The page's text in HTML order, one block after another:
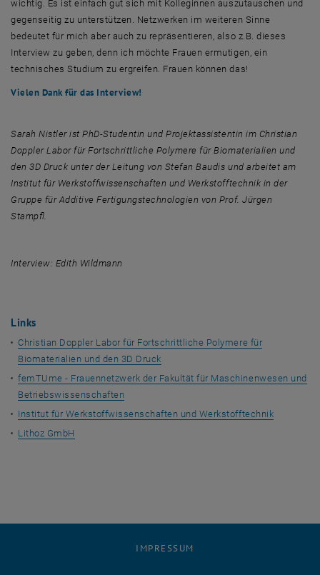
wichtig. Es ist einfach gut sich mit Kolleginnen auszutauschen und
gegenseitig zu unterstützen. Netzwerken im weiteren Sinne
bedeutet für mich aber auch zu repräsentieren, also z.B. dieses
Interview zu geben, denn ich möchte Frauen ermutigen, ein
technisches Studium zu ergreifen. Frauen können das!
Vielen Dank für das Interview!
Sarah Nistler istPhD-Studentin und Projektassistentin im Christian
Doppler Labor für Fortschrittliche Polymere für Biomaterialien und
den 3D Druck unter der Leitung von Stefan Baudis und arbeitet am
Institut für Werkstoffwissenschaften und Werkstofftechnik in der
Gruppe für Additive Fertigungstechnologien von Prof. Jürgen
Stampfl.
Interview: Edith Wildmann
Links
Christian Doppler Labor für Fortschrittliche Polymere für
Biomaterialien und den 3D Druck
femTUme - Frauennetzwerk der Fakultät für Maschinenwesen und
Betriebswissenschaften
Institut für Werkstoffwissenschaften und Werkstofftechnik
Lithoz GmbH
IMPRESSUM